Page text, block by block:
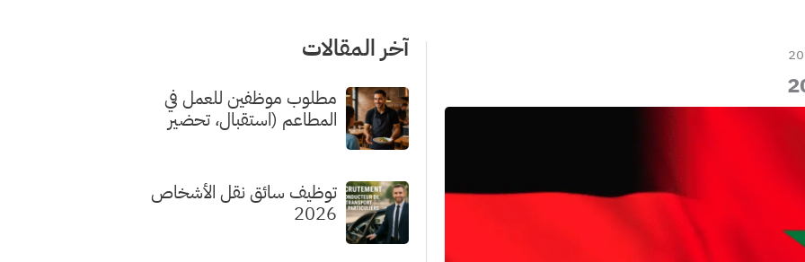
آخر المقالات
مطلوب موظفين للعمل في
المطاعم (استقبال، تحضير
توظيف سائق نقل الأشخاص
2026